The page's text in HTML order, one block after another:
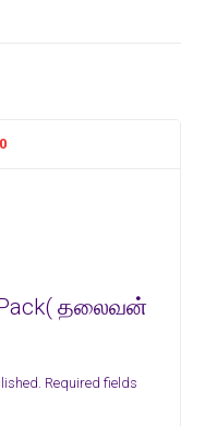
0
தலைவன்
Required fields